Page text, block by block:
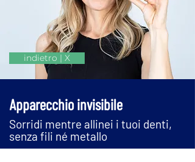
Apparecchio invisibile
Sorridi mentre allinei i tuoi denti,
senza fili né metallo
indietro | X